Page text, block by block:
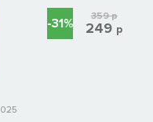
-31% 359р
249 р